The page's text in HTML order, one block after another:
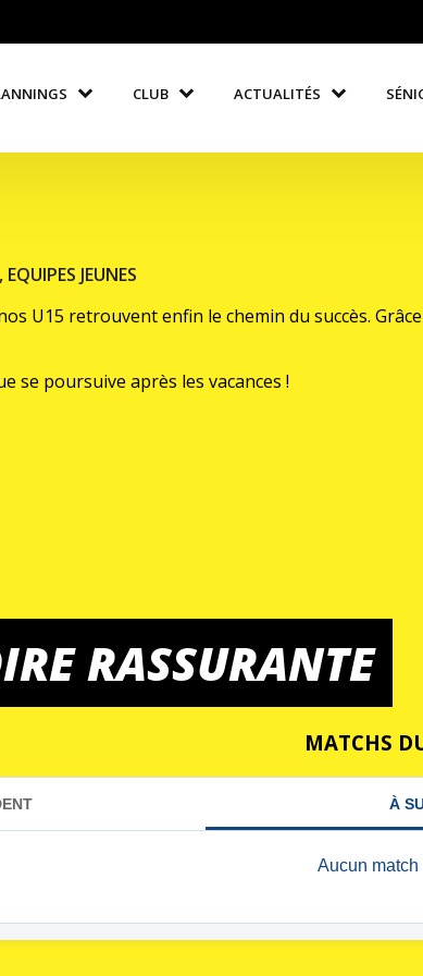
CLUB ACTUALITÉS
RASSURANTE
, EQUIPES JEUNES
U15 retrouvent enfin le chemin du succès.
se poursuive après les vacances !
MATCHS